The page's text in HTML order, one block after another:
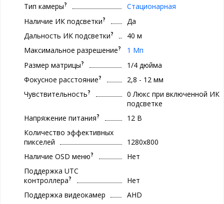
Тип камеры?
Стационарная
Наличие ИК подсветки?
Да
Дальность ИК подсветки?
40 м
Максимальное разрешение?
1 Мп
Размер матрицы?
1/4 дюйма
Фокусное расстояние?
2,8 - 12 мм
Чувствительность?
0 Люкс при включенной ИК
подсветке
Напряжение питания?
12 В
Количество эффективных
пикселей
1280x800
Наличие OSD меню?
Нет
Поддержка UTC
контроллера?
Нет
Поддержка видеокамер
AHD